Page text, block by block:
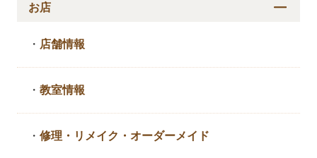
お店
・ 店舗情報
・教室情報
・修理・リメイク・ オーダーメイド